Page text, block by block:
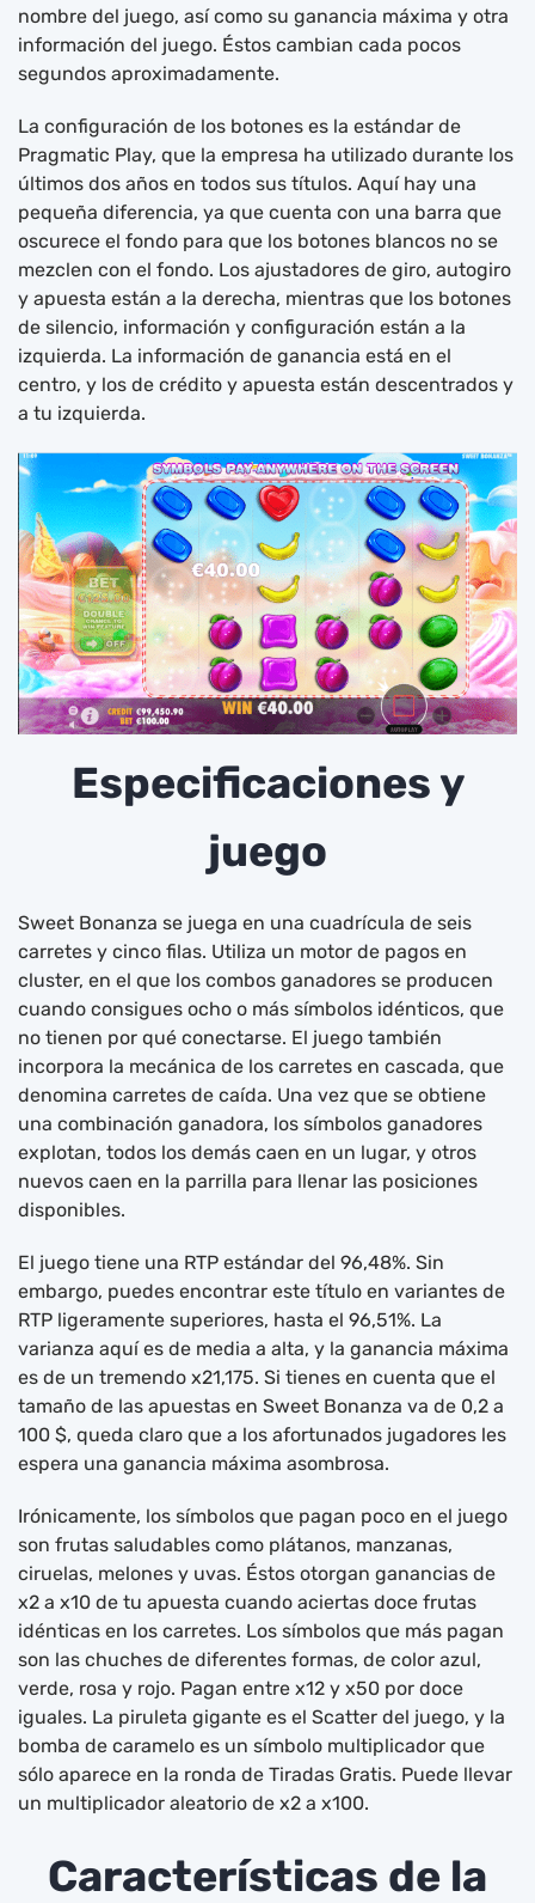
nombre del juego, así como su ganancia máxima y otra
información del juego. Éstos cambian cada pocos
segundos aproximadamente.
La configuración de los botones es la estándar de
Pragmatic Play, que la empresa ha utilizado durante los
últimos dos años en todos sus títulos. Aquí hay una
pequeña diferencia, ya que cuenta con una barra que
oscurece el fondo para que los botones blancos no se
mezclen con el fondo. Los ajustadores de giro, autogiro
y apuesta están a la derecha, mientras que los botones
de silencio, información y configuración están a la
izquierda. La información de ganancia está en el
centro, y los de crédito y apuesta están descentrados y
a tu izquierda.
Especificaciones y
juego
Sweet Bonanza se juega en una cuadrícula de seis
carretes y cinco filas. Utiliza un motor de pagos en
cluster, en el que los combos ganadores se producen
cuando consigues ocho o más símbolos idénticos, que
no tienen por qué conectarse. El juego también
incorpora la mecánica de los carretes en cascada, que
denomina carretes de caída. Una vez que se obtiene
una combinación ganadora, los símbolos ganadores
explotan, todos los demás caen en un lugar, y otros
nuevos caen en la parrilla para llenar las posiciones
disponibles.
El juego tiene una RTP estándar del 96,48%. Sin
embargo, puedes encontrar este título en variantes de
RTP ligeramente superiores, hasta el 96,51%. La
varianza aquí es de media a alta, y la ganancia máxima
es de un tremendo x21,175. Si tienes en cuenta que el
tamaño de las apuestas en Sweet Bonanza va de 0,2 a
100 $, queda claro que a los afortunados jugadores les
espera una ganancia máxima asombrosa.
Irónicamente, los símbolos que pagan poco en el juego
son frutas saludables como plátanos, manzanas,
ciruelas, melones y uvas. Éstos otorgan ganancias de
x2 a x10 de tu apuesta cuando aciertas doce frutas
idénticas en los carretes. Los símbolos que más pagan
son las chuches de diferentes formas, de color azul,
verde, rosa y rojo. Pagan entre x12 y x50 por doce
iguales. La piruleta gigante es el Scatter del juego, y la
bomba de caramelo es un símbolo multiplicador que
sólo aparece en la ronda de Tiradas Gratis. Puede llevar
un multiplicador aleatorio de x2 a x100.
Características de la